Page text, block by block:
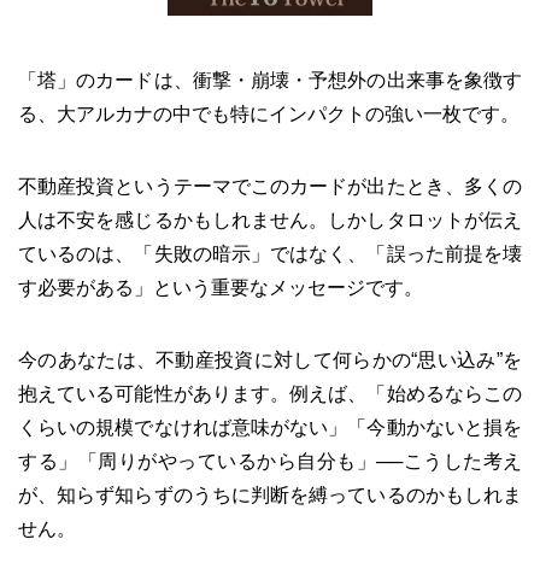
「塔」のカードは、衝撃・崩壊・予想外の出来事を象徴す
る、大アルカナの中でも特にインパクトの強い一枚です。
不動産投資というテーマでこのカードが出たとき、多くの
人は不安を感じるかもしれません。しかしタロットが伝え
ているのは、「失敗の暗示」ではなく、「誤った前提を壊
す必要がある」という重要なメッセージです。
今のあなたは、不動産投資に対して何らかの“思い込み”を
抱えている可能性があります。例えば、「始めるならこの
くらいの規模でなければ意味がない」「今動かないと損を
する」「周りがやっているから自分も」──こうした考え
が、知らず知らずのうちに判断を縛っているのかもしれま
せん。